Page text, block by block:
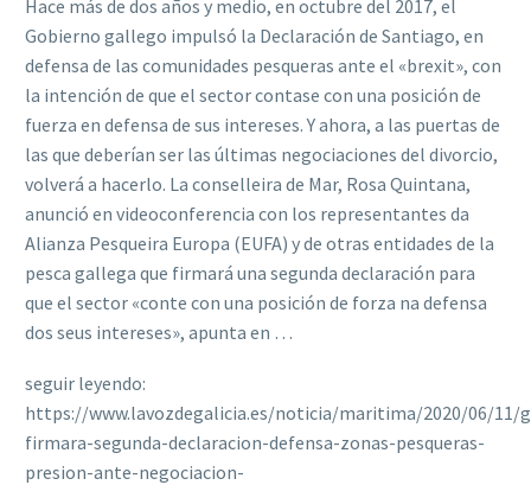
Hace más de dos años y medio, en octubre del 2017, el
Gobierno gallego impulsó la Declaración de Santiago, en
defensa de las comunidades pesqueras ante el «brexit», con
la intención de que el sector contase con una posición de
fuerza en defensa de sus intereses. Y ahora, a las puertas de
las que deberían ser las últimas negociaciones del divorcio,
volverá a hacerlo. La conselleira de Mar, Rosa Quintana,
anunció en videoconferencia con los representantes da
Alianza Pesqueira Europa (EUFA) y de otras entidades de la
pesca gallega que firmará una segunda declaración para
que el sector «conte con una posición de forza na defensa
dos seus intereses», apunta en …
seguir leyendo:
https://www.lavozdegalicia.es/noticia/maritima/2020/06/11/
firmara-segunda-declaracion-defensa-zonas-pesqueras-
presion-ante-negociacion-